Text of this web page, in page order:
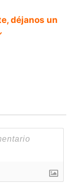
déjanos un